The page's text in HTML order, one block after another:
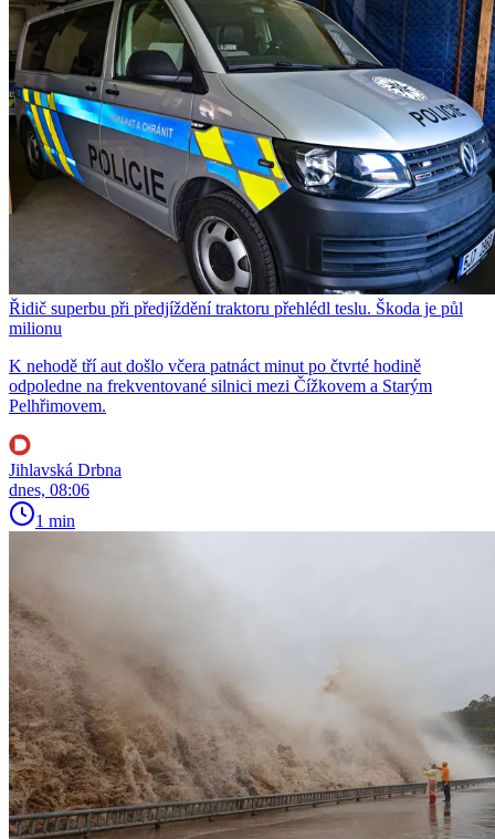
Řidič superbu při předjíždění traktoru přehlédl teslu. Škoda je půl
milionu
K nehodě tří aut došlo včera patnáct minut po čtvrté hodině
odpoledne na frekventované silnici mezi Čížkovem a Starým
Pelhřimovem.
Jihlavská Drbna
dnes, 08:06
1 min